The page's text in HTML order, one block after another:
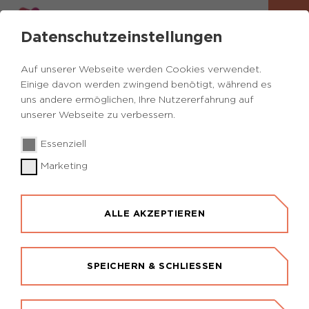
SOZIALE GESUNDHEIT
Gemeinsame Versorgung im Ruhrgebiet
(GeVoR)
Datenschutzeinstellungen
Auf unserer Webseite werden Cookies verwendet.
Einige davon werden zwingend benötigt, während es
uns andere ermöglichen, Ihre Nutzererfahrung auf
unserer Webseite zu verbessern.
Essenziell
Marketing
ALLE AKZEPTIEREN
SPEICHERN & SCHLIESSEN